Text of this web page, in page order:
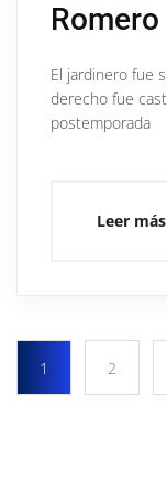
El jardinero fue
derecho fue
postemporada
Leer más
1 2